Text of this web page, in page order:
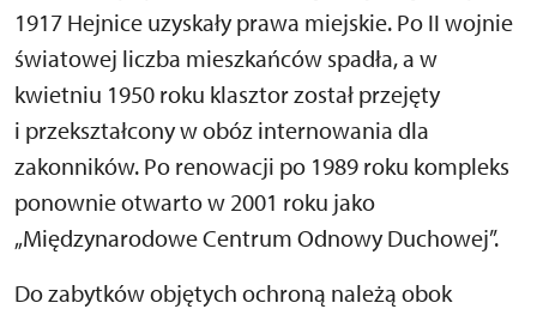
1917 Hejnice uzyskały prawa miejskie. Po II wojnie
światowej liczba mieszkańców spadła, a w
kwietniu 1950 roku klasztor został przejęty
i przekształcony w obóz internowania dla
zakonników. Po renowacji po 1989 roku kompleks
ponownie otwarto w 2001 roku jako
„Międzynarodowe Centrum Odnowy Duchowej”.
Do zabytków objętych ochroną należą obok